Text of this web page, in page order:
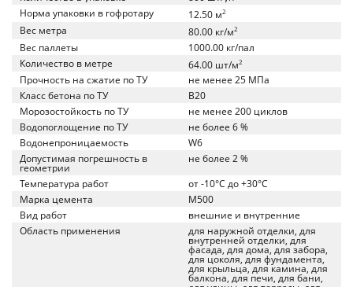
Норма упаковки в гофротару
12.50 м2
Вес метра 80.00 кг/м2
Вес паллеты
1000.00 кг/пал
Количество в метре
64.00 шт/м2
Прочность на сжатие по ТУ
не менее 25 МПа
Класс бетона по ТУ
B20
Морозостойкость по ТУ
не менее 200 циклов
Водопоглощение по ТУ
не более 6 %
Водонепроницаемость
W6
Допустимая погрешность в
геометрии
не более 2 %
Температура работ
от -10°C до +30°C
Марка цемента
M500
Вид работ
внешние и внутренние
Область применения
для наружной отделки, для
внутренней отделки, для
фасада, для дома, для забора,
для цоколя, для фундамента,
для крыльца, для камина, для
балкона, для печи, для бани,